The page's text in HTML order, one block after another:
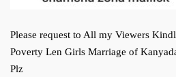
Please request to All my Viewers
Poverty Len Girls Marriage of
Plz